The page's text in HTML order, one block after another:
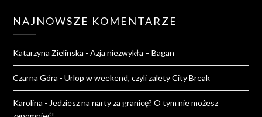
NAJNOWSZE KOMENTARZE
Katarzyna Zielinska -Azja niezwykła – Bagan
Czarna Góra -Urlop w weekend, czyli zalety City Break
Karolina - Jedziesz na narty za granicę? O tym nie możesz